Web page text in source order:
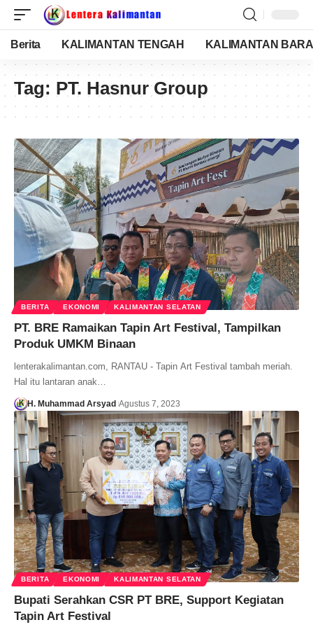
Berita KALIMANTAN TENGAH KALIMANTAN
Tag: PT. Hasnur Group
BERITA EKONOMI KALIMANTAN SELATAN
PT. BRE Ramaikan Tapin Art Festival, Tampilkan
Produk UMKM Binaan
lenterakalimantan.com, RANTAU - Tapin Art Festival tambah meriah.
Hal itu lantaran anak…
H. Muhammad Arsyad Agustus 7, 2023
BERITA EKONOMI KALIMANTAN SELATAN
Bupati Serahkan CSR PT BRE, Support Kegiatan
Tapin Art Festival